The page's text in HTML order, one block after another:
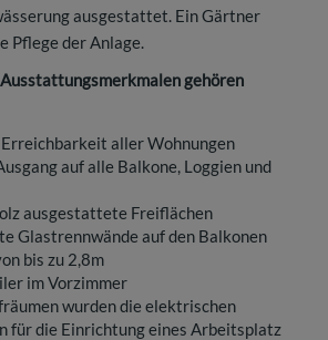
ausgestattet. Ein Gärtner
Pflege der Anlage.
gehören
aller Wohnungen
auf alle Balkone, Loggien und
ausgestattete Freiflächen
Glastrennwände auf den Balkonen
bis zu 2,8m
im Vorzimmer
wurden die elektrischen
für die Einrichtung eines Arbeitsplatz